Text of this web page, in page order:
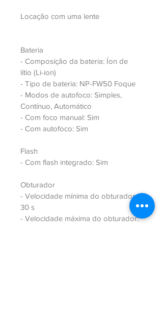
Locação com uma lente
Bateria
- Composição da bateria: Íon de
lítio (Li-ion)
- Tipo de bateria: NP-FW50 Foque
- Modos de autofoco: Simples,
Contínuo, Automático
- Com foco manual: Sim
- Com autofoco: Sim
Flash
- Com flash integrado: Sim
Obturador
- Velocidade mínima do obturador:
30 s
- Velocidade máxima do obturador: